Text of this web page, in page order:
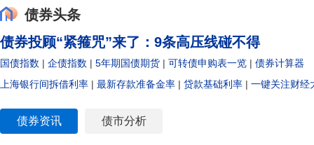
债券头条
债券投顾“紧箍咒”来了：9条高压线碰不得
国债指数 | 企债指数 | 5年期国债期货 | 可转债申购表一览 | 债券计算器
上海银行间拆借利率 | 最新存款准备金率 | 贷款基础利率 | 一键关注财经
债券资讯 债市分析